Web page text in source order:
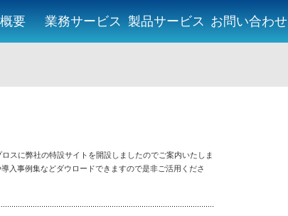
要 業務サービス 製品サービス お問い合わせ
スに弊社の特設サイトを開設しましたのでご案内いたしま
入事例集などダウロードできますので是非ご活用くださ